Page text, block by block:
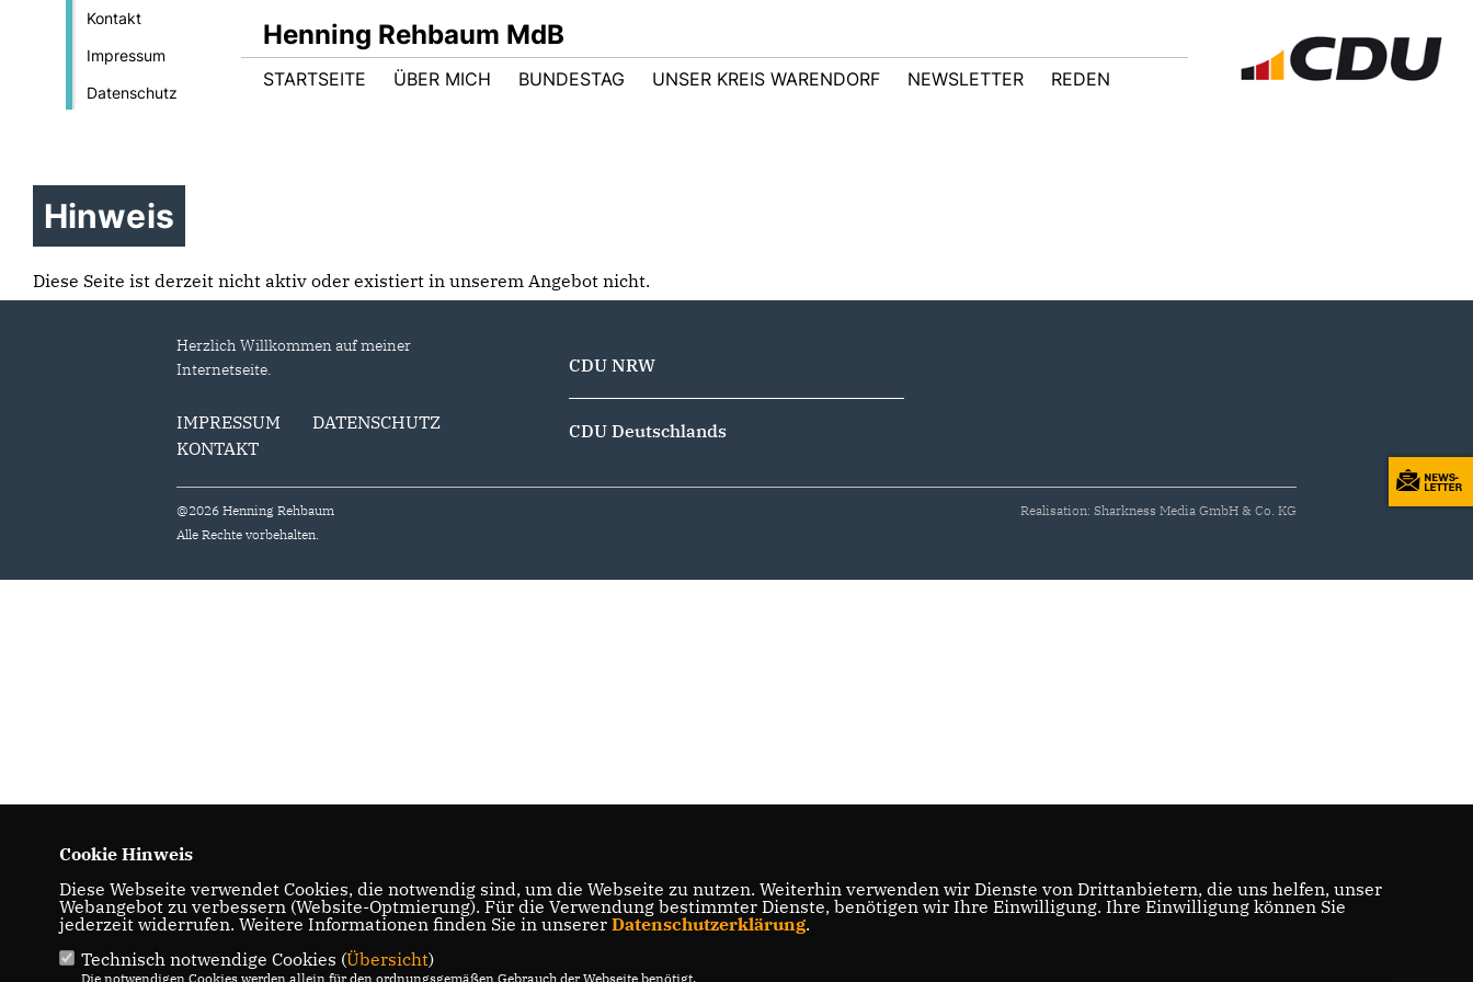
Kontakt
Impressum
Datenschutz
Henning Rehbaum MdB
STARTSEITE ÜBER MICH BUNDESTAG UNSER KREIS WARENDORF NEWSLETTER REDEN
Hinweis
Diese Seite ist derzeit nicht aktiv oder existiert in unserem Angebot nicht.
Herzlich Willkommen auf meiner
Internetseite.
IMPRESSUM
DATENSCHUTZ
KONTAKT
CDU NRW
CDU Deutschlands
@2026 Henning Rehbaum
Alle Rechte vorbehalten.
Realisation: Sharkness Media GmbH & Co. KG
Cookie Hinweis
Diese Webseite verwendet Cookies, die notwendig sind, um die Webseite zu nutzen. Weiterhin verwenden wir Dienste von Drittanbietern, die uns helfen, unser
Webangebot zu verbessern (Website-Optmierung). Für die Verwendung bestimmter Dienste, benötigen wir Ihre Einwilligung. Ihre Einwilligung können Sie
jederzeit widerrufen. Weitere Informationen finden Sie in unserer Datenschutzerklärung.
Technisch notwendige Cookies (Übersicht)
Die notwendigen Cookies werden allein für den ordnungsgemäßen Gebrauch der Webseite benötigt.